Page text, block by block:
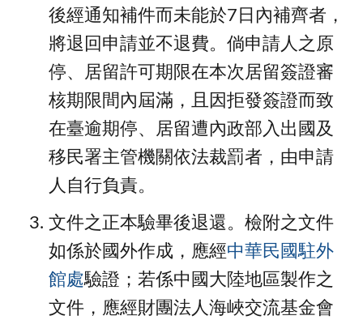
後經通知補件而未能於7日內補齊者，
將退回申請並不退費。倘申請人之原
停、居留許可期限在本次居留簽證審
核期限間內屆滿，且因拒發簽證而致
在臺逾期停、居留遭內政部入出國及
移民署主管機關依法裁罰者，由申請
人自行負責。
文件之正本驗畢後退還。檢附之文件
如係於國外作成，應經中華民國駐外
館處驗證；若係中國大陸地區製作之
文件，應經財團法人海峽交流基金會